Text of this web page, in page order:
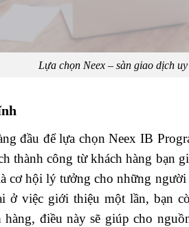
Lựa chọn Neex – sàn giao dịch
đầu để lựa chọnNeex IB
thành công từ khách hàng bạn
cơ hội lý tưởng cho những
ở việc giới thiệu một lần, bạn
điều này sẽ giúp cho